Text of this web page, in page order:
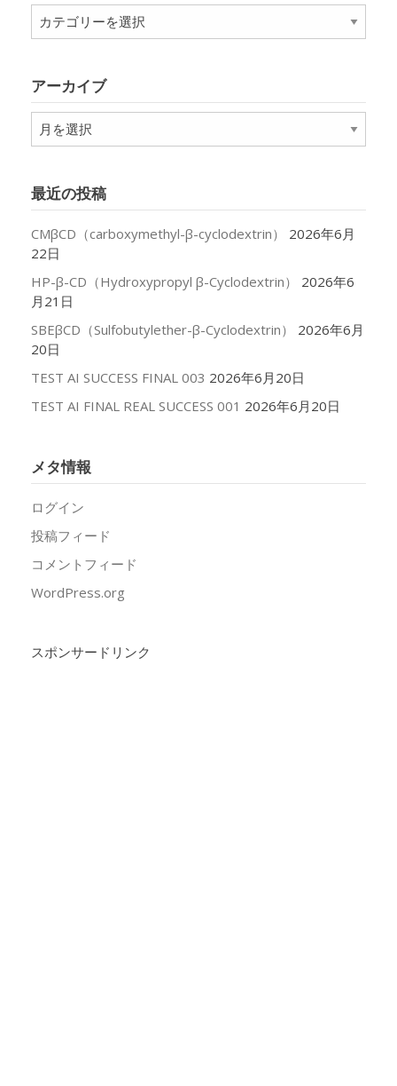
テ
ー
アーカイブ
ア
ー
ブ
最近の投稿
CMβCD（carboxymethyl-β-cyclodextrin）
2026年6月
22日
HP-β-CD（Hydroxypropyl β-Cyclodextrin）
2026年6
月21日
SBEβCD（Sulfobutylether-β-Cyclodextrin）
2026年6月
20日
TEST AI SUCCESS FINAL 003 2026年6月20日
TEST AI FINAL REAL SUCCESS 001 2026年6月20日
メタ情報
ログイン
投稿フィード
コメントフィード
WordPress.org
スポンサードリンク